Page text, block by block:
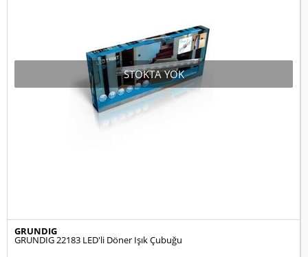
STOKTA YOK
GRUNDIG
GRUNDIG 22183 LED'li Döner Işık Çubuğu